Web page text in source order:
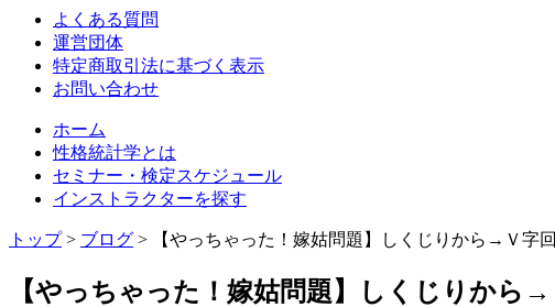
よくある質問
運営団体
特定商取引法に基づく表示
お問い合わせ
ホーム
性格統計学とは
セミナー・検定スケジュール
インストラクターを探す
トップ> ブログ > 【やっちゃった！嫁姑問題】しくじりから→Ｖ字
【やっちゃった！嫁姑問題】しくじりか